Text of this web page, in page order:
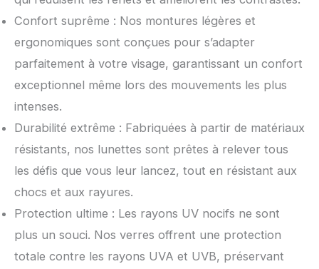
Confort suprême : Nos montures légères et
ergonomiques sont conçues pour s’adapter
parfaitement à votre visage, garantissant un confort
exceptionnel même lors des mouvements les plus
intenses.
Durabilité extrême : Fabriquées à partir de matériaux
résistants, nos lunettes sont prêtes à relever tous
les défis que vous leur lancez, tout en résistant aux
chocs et aux rayures.
Protection ultime : Les rayons UV nocifs ne sont
plus un souci. Nos verres offrent une protection
totale contre les rayons UVA et UVB, préservant